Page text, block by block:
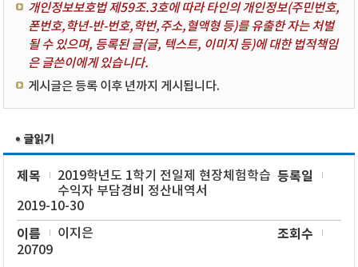
개인정보보호법 제59조.3호에 따라 타인의 개인정보(주민번호,
폰번호,학년-반-번호,학번,주소,혈액형 등)를 유출한 자는 처벌
될 수 있으며, 등록된 글(글, 텍스트, 이미지 등)에 대한 법적책임
은 글쓴이에게 있습니다.
게시글은 등록 이후 년까지 게시됩니다.
제목
2019학년도 1학기 전일제 현장체험학습
수익자 부담경비 정산내역서
등록일
2019-10-30
이름 이지은 조회수
20709